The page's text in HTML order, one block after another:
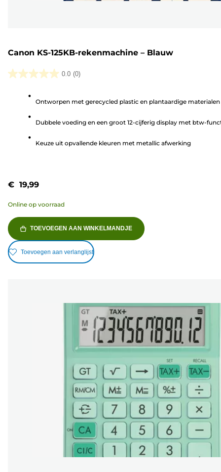
Canon KS-125KB-rekenmachine – Blauw
0.0 (0)
0.0
sterren.
Ontworpen met gerecycled plastic en plantaardige materialen
Dubbele voeding en een groot 12-cijferig display met btw-
Keuze uit opvallende kleuren met metallic afwerking
€ 19,99
Online op voorraad
TOEVOEGEN AAN WINKELMANDJE
Toevoegen aan verlanglijst